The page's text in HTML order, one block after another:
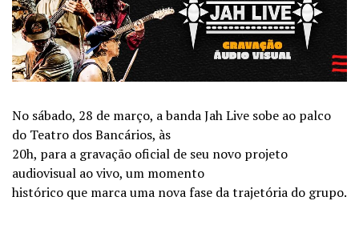
No sábado, 28 de março, a banda Jah Live sobe ao palco
do Teatro dos Bancários, às
20h, para a gravação oficial de seu novo projeto
audiovisual ao vivo, um momento
histórico que marca uma nova fase da trajetória do grupo.